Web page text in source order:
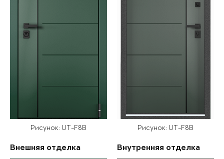
Рисунок: UT-F8B
Внешняя отделка
Рисунок: UT-F8B
Внутренняя отделка